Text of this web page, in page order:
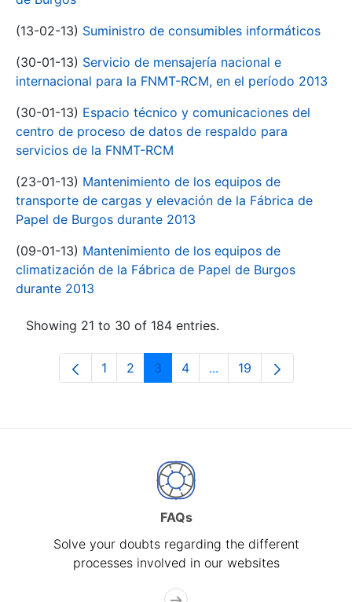
(13-02-13) Suministro de consumibles informáticos
(30-01-13) Servicio de mensajería nacional e
internacional para la FNMT-RCM, en el período 2013
(30-01-13) Espacio técnico y comunicaciones del
centro de proceso de datos de respaldo para
servicios de la FNMT-RCM
(23-01-13) Mantenimiento de los equipos de
transporte de cargas y elevación de la Fábrica de
Papel de Burgos durante 2013
(09-01-13) Mantenimiento de los equipos de
climatización de la Fábrica de Papel de Burgos
durante 2013
Showing 21 to 30 of 184 entries.
Page
1 Page
2 Page
3 Page
4 ...Intermediate Pages
Page
19
FAQs
Solve your doubts regarding the different
processes involved in our websites